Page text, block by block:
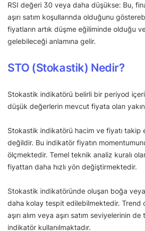
RSI değeri 30 veya daha düşükse: Bu,
aşırı satım koşullarında olduğunu
fiyatların artık düşme eğiliminde olduğu
gelebileceği anlamına gelir.
STO (Stokastik) Nedir?
Stokastik indikatörü belirli bir periyod
düşük değerlerin mevcut fiyata olan
Stokastik indikatörü hacim ve fiyatı takip
değildir. Bu indikatör fiyatın
ölçmektedir. Temel teknik analiz kuralı
fiyattan daha hızlı yön değiştirmektedir.
Stokastik indikatöründe oluşan boğa veya
daha kolay tespit edilebilmektedir. Trend
aşırı alım veya aşırı satım seviyelerinin
indikatör kullanılmaktadır.